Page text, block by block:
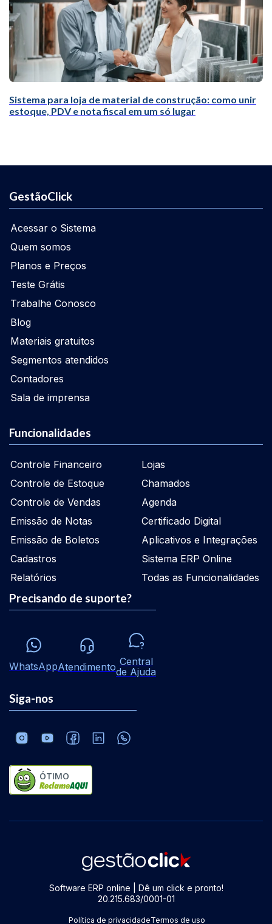
Sistema para loja de material de construção: como unir
estoque, PDV e nota fiscal em um só lugar
GestãoClick
Acessar o Sistema
Quem somos
Planos e Preços
Teste Grátis
Trabalhe Conosco
Blog
Materiais gratuitos
Segmentos atendidos
Contadores
Sala de imprensa
Funcionalidades
Controle Financeiro
Controle de Estoque
Controle de Vendas
Emissão de Notas
Emissão de Boletos
Cadastros
Relatórios
Lojas
Chamados
Agenda
Certificado Digital
Aplicativos e Integrações
Sistema ERP Online
Todas as Funcionalidades
Precisando de suporte?
WhatsAppAtendimento Central
de Ajuda
Siga-nos
ÓTIMO
Software ERP online | Dê um click e pronto!
20.215.683/0001-01
Política de privacidadeTermos de uso